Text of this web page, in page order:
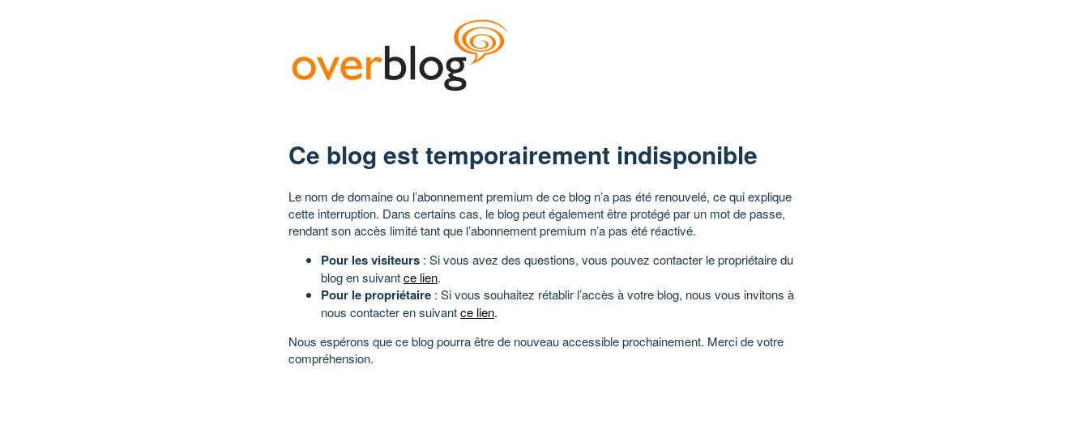
Ce blog est temporairement indisponible
Le nom de domaine ou l’abonnement premium de ce blog n’a pas été renouvelé, ce qui explique
cette interruption. Dans certains cas, le blog peut également être protégé par un mot de passe,
rendant son accès limité tant que l’abonnement premium n’a pas été réactivé.
Pour les visiteurs : Si vous avez des questions, vous pouvez contacter le propriétaire du
blog en suivantce lien.
Pour le propriétaire : Si vous souhaitez rétablir l’accès à votre blog, nous vous invitons à
nous contacter en suivantce lien.
Nous espérons que ce blog pourra être de nouveau accessible prochainement. Merci de votre
compréhension.